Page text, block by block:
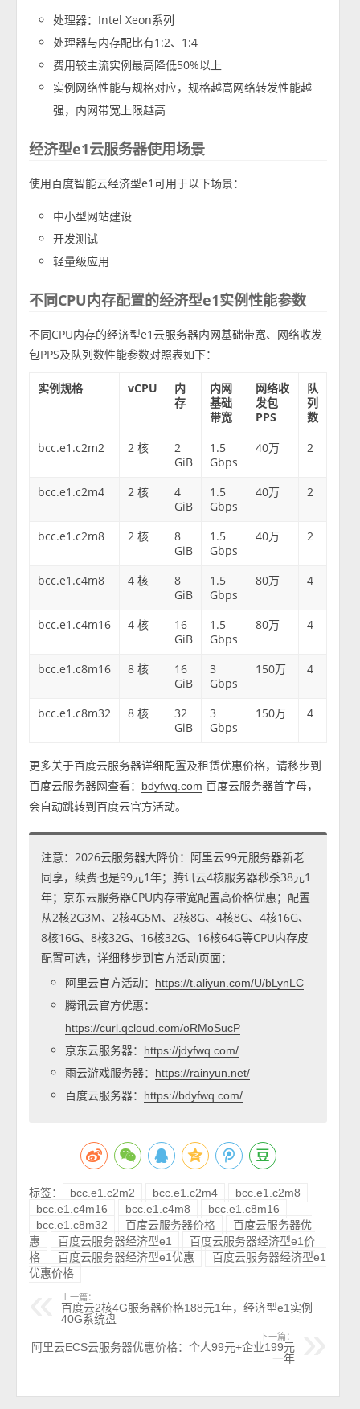
处理器：Intel Xeon系列
处理器与内存配比有1:2、1:4
费用较主流实例最高降低50%以上
实例网络性能与规格对应，规格越高网络转发性能越
强，内网带宽上限越高
经济型e1云服务器使用场景
使用百度智能云经济型e1可用于以下场景：
中小型网站建设
开发测试
轻量级应用
不同CPU内存配置的经济型e1实例性能参数
不同CPU内存的经济型e1云服务器内网基础带宽、网络收发
包PPS及队列数性能参数对照表如下：
实例规格 vCPU
内
存
内网
基础
带宽
网络收
发包
PPS
队
列
数
bcc.e1.c2m2
2 核
2
GiB
1.5
Gbps
40万 2
bcc.e1.c2m4 2 核
4
GiB
1.5
Gbps
40万 2
bcc.e1.c2m8 2 核
8
GiB
1.5
Gbps
40万 2
bcc.e1.c4m8 4 核
8
GiB
1.5
Gbps
80万 4
bcc.e1.c4m16 4 核
16
GiB
1.5
Gbps
80万 4
bcc.e1.c8m16 8 核
16
GiB
3
Gbps
150万 4
bcc.e1.c8m32 8 核
32
GiB
3
Gbps
150万 4
更多关于百度云服务器详细配置及租赁优惠价格，请移步到
百度云服务器网查看：
bdyfwq.com 百度云服务器首字母，
会自动跳转到百度云官方活动。
注意：2026云服务器大降价：阿里云99元服务器新老
同享，续费也是99元1年；腾讯云4核服务器秒杀38元1
年；京东云服务器CPU内存带宽配置高价格优惠；配置
从2核2G3M、2核4G5M、2核8G、4核8G、4核16G、
8核16G、8核32G、16核32G、16核64G等CPU内存皮
配置可选，详细移步到官方活动页面：
阿里云官方活动：
https://t.aliyun.com/U/bLynLC
腾讯云官方优惠：
https://curl.qcloud.com/oRMoSucP
京东云服务器： https://jdyfwq.com/
雨云游戏服务器： https://rainyun.net/
百度云服务器： https://bdyfwq.com/
标签： bcc.e1.c2m2 bcc.e1.c2m4
bcc.e1.c2m8
bcc.e1.c4m16
bcc.e1.c4m8
bcc.e1.c8m16
bcc.e1.c8m32
百度云服务器价格
百度云服务器优
惠
百度云服务器经济型e1
百度云服务器经济型e1价
格
百度云服务器经济型e1优惠
百度云服务器经济型e1
优惠价格
上一篇：
百度云2核4G服务器价格188元1年，经济型e1实例
40G系统盘
下一篇：
阿里云ECS云服务器优惠价格：个人99元+企业199元
一年